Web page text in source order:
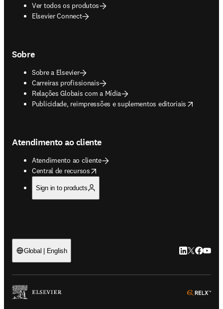
Ver todos os produtos
Elsevier Connect
Sobre
Sobre a Elsevier
Carreiras profissionais
Relações Globais com a Mídia
Publicidade, reimpressões e suplementos editoriais
opens in new tab/window
Atendimento ao cliente
Atendimento ao cliente
Central de recursos
opens in new tab/window
Sign in to products
Global | English LinkedIn abre
Twitter